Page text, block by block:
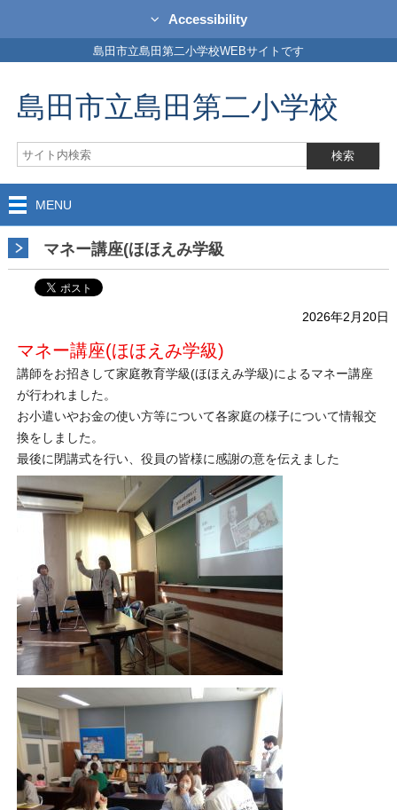
Accessibility
島田市立島田第二小学校WEBサイトです
島田市立島田第二小学校
MENU
マネー講座(ほほえみ学級
2026年2月20日
マネー講座(ほほえみ学級)
講師をお招きして家庭教育学級(ほほえみ学級)によるマネー講座
が行われました。
お小遣いやお金の使い方等について各家庭の様子について情報交
換をしました。
最後に閉講式を行い、役員の皆様に感謝の意を伝えました